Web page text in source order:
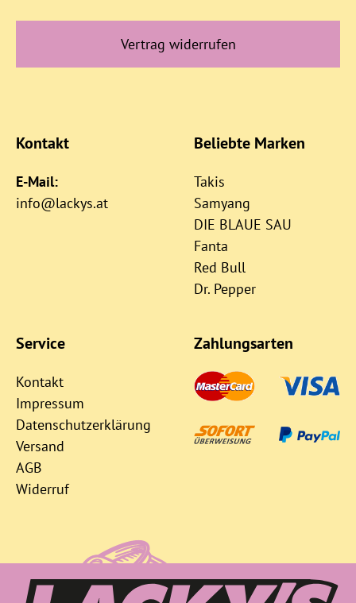
Vertrag widerrufen
Kontakt
E-Mail:
info@lackys.at
Beliebte Marken
Takis
Samyang
DIE BLAUE SAU
Fanta
Red Bull
Dr. Pepper
Service
Kontakt
Impressum
Datenschutzerklärung
Versand
AGB
Widerruf
Zahlungsarten